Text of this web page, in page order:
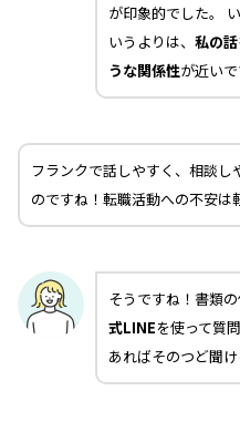
が印象的でした。
いうよりは、 私の
うな関係性が近いで
フランクで話しやすく、相談し
のですね！転職活動への不安は
そうですね！書類
式LINEを使って質
あればそのつど聞け